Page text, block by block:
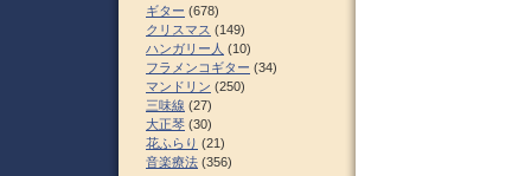
ギター (678)
クリスマス (149)
ハンガリー人 (10)
フラメンコギター (34)
マンドリン (250)
三味線 (27)
大正琴 (30)
花ふらり (21)
音楽療法 (356)